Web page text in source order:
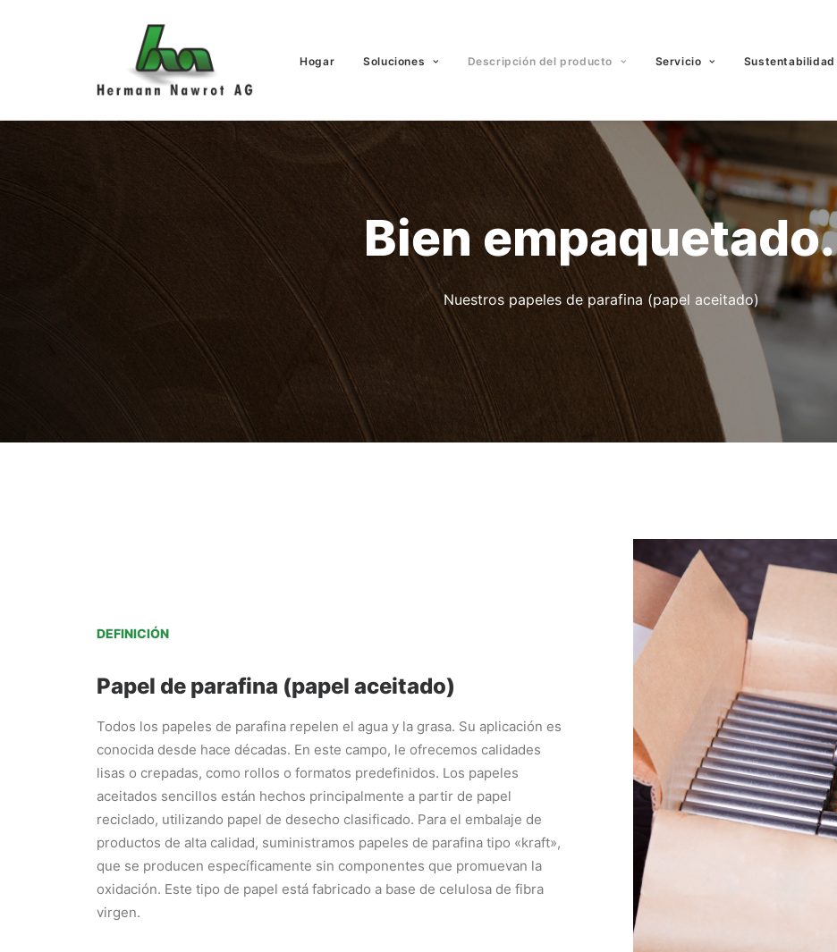
Hogar Soluciones Descripción del producto Servicio Sustentabilidad
Bien empaquetado.
Nuestros papeles de parafina (papel aceitado)
DEFINICIÓN
Papel de parafina (papel aceitado)
Todos los papeles de parafina repelen el agua y la grasa. Su aplicación es
conocida desde hace décadas. En este campo, le ofrecemos calidades
lisas o crepadas, como rollos o formatos predefinidos. Los papeles
aceitados sencillos están hechos principalmente a partir de papel
reciclado, utilizando papel de desecho clasificado. Para el embalaje de
productos de alta calidad, suministramos papeles de parafina tipo «kraft»,
que se producen específicamente sin componentes que promuevan la
oxidación. Este tipo de papel está fabricado a base de celulosa de fibra
virgen.